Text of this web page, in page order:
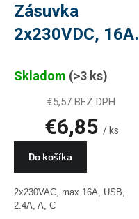
Zásuvka
2x230VDC, 16A,
33483
Skladom (>3 ks)
€5,57 BEZ DPH
€6,85 / ks
Do košíka
2x230VAC, max.16A, USB,
2.4A, A, C